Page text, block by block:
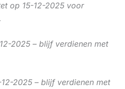
op 15-12-2025 voor
2025 – blijf verdienen met
2025 – blijf verdienen met